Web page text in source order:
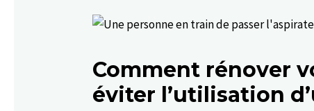
Comment rénover
éviter l’utilisation